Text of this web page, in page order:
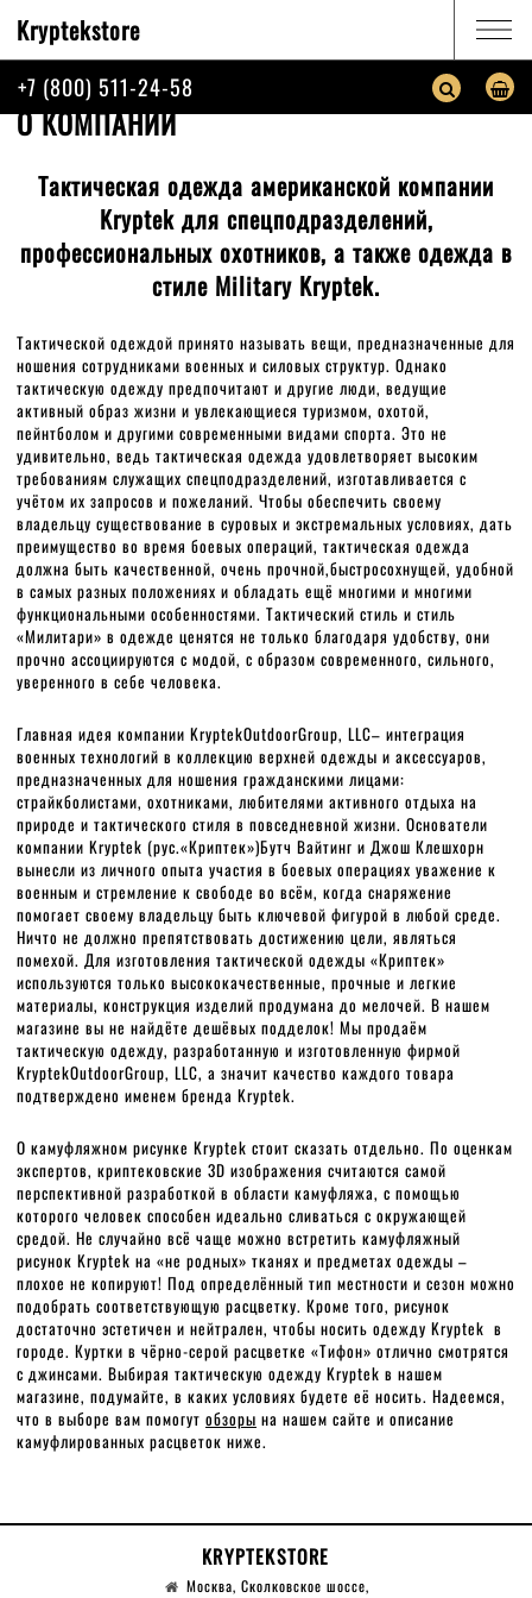
Kryptekstore
+7 (800) 511-24-58
КАТАЛОГ
КОРЗИНА
ПОИСК
ИНФОРМАЦИЯ
ВОЙТИ
+7 (800) 511-24-58
пн.-пт. с 10:00 до 18:00
ЗАКАЗАТЬ ЗВОНОК НАПИСАТЬ НАМ
ГЛАВНАЯ О КОМПАНИИ
О КОМПАНИИ
Тактическая одежда американской компании
Kryptek для спецподразделений,
профессиональных охотников, а также одежда в
стиле Military Kryptek.
Тактической одеждой принято называть вещи, предназначенные для
ношения сотрудниками военных и силовых структур. Однако
тактическую одежду предпочитают и другие люди, ведущие
активный образ жизни и увлекающиеся туризмом, охотой,
пейнтболом и другими современными видами спорта. Это не
удивительно, ведь тактическая одежда удовлетворяет высоким
требованиям служащих спецподразделений, изготавливается с
учётом их запросов и пожеланий. Чтобы обеспечить своему
владельцу существование в суровых и экстремальных условиях, дать
преимущество во время боевых операций, тактическая одежда
должна быть качественной, очень прочной,быстросохнущей, удобной
в самых разных положениях и обладать ещё многими и многими
функциональными особенностями. Тактический стиль и стиль
«Милитари» в одежде ценятся не только благодаря удобству, они
прочно ассоциируются с модой, с образом современного, сильного,
уверенного в себе человека.
Главная идея компании KryptekOutdoorGroup, LLC– интеграция
военных технологий в коллекцию верхней одежды и аксессуаров,
предназначенных для ношения гражданскими лицами:
страйкболистами, охотниками, любителями активного отдыха на
природе и тактического стиля в повседневной жизни. Основатели
компании Kryptek (рус.«Криптек»)Бутч Вайтинг и Джош Клешхорн
вынесли из личного опыта участия в боевых операциях уважение к
военным и стремление к свободе во всём, когда снаряжение
помогает своему владельцу быть ключевой фигурой в любой среде.
Ничто не должно препятствовать достижению цели, являться
помехой. Для изготовления тактической одежды «Криптек»
используются только высококачественные, прочные и легкие
материалы, конструкция изделий продумана до мелочей. В нашем
магазине вы не найдёте дешёвых подделок! Мы продаём
тактическую одежду, разработанную и изготовленную фирмой
KryptekOutdoorGroup, LLC, а значит качество каждого товара
подтверждено именем бренда Kryptek.
О камуфляжном рисунке Kryptek стоит сказать отдельно. По оценкам
экспертов, криптековские 3D изображения считаются самой
перспективной разработкой в области камуфляжа, с помощью
которого человек способен идеально сливаться с окружающей
средой. Не случайно всё чаще можно встретить камуфляжный
рисунок Kryptek на «не родных» тканях и предметах одежды –
плохое не копируют! Под определённый тип местности и сезон можно
подобрать соответствующую расцветку. Кроме того, рисунок
достаточно эстетичен и нейтрален, чтобы носить одежду Kryptek в
городе. Куртки в чёрно-серой расцветке «Тифон» отлично смотрятся
с джинсами. Выбирая тактическую одежду Kryptek в нашем
магазине, подумайте, в каких условиях будете её носить. Надеемся,
что в выборе вам помогут обзоры на нашем сайте и описание
камуфлированных расцветок ниже.
KRYPTEKSTORE
Москва, Сколковское шоссе,